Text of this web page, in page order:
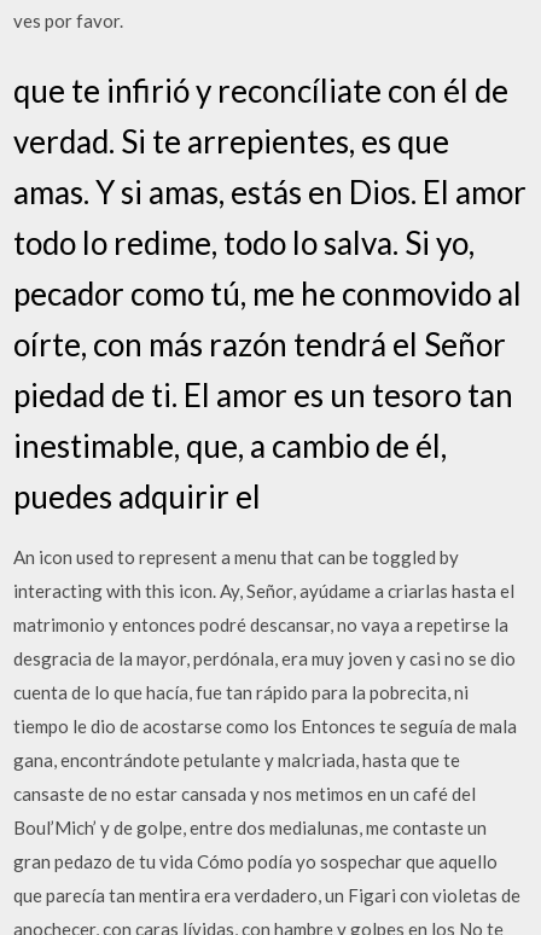
ves por favor.
que te infirió y reconcíliate con él de
verdad. Si te arrepientes, es que
amas. Y si amas, estás en Dios. El amor
todo lo redime, todo lo salva. Si yo,
pecador como tú, me he conmovido al
oírte, con más razón tendrá el Señor
piedad de ti. El amor es un tesoro tan
inestimable, que, a cambio de él,
puedes adquirir el
An icon used to represent a menu that can be toggled by
interacting with this icon. Ay, Señor, ayúdame a criarlas hasta el
matrimonio y entonces podré descansar, no vaya a repetirse la
desgracia de la mayor, perdónala, era muy joven y casi no se dio
cuenta de lo que hacía, fue tan rápido para la pobrecita, ni
tiempo le dio de acostarse como los Entonces te seguía de mala
gana, encontrándote petulante y malcriada, hasta que te
cansaste de no estar cansada y nos metimos en un café del
Boul’Mich’ y de golpe, entre dos medialunas, me contaste un
gran pedazo de tu vida Cómo podía yo sospechar que aquello
que parecía tan mentira era verdadero, un Figari con violetas de
anochecer, con caras lívidas, con hambre y golpes en los No te